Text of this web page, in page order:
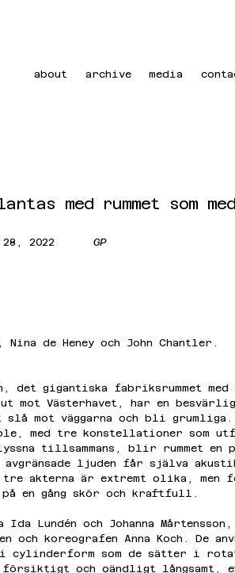
about archive media
med rummet som
28, 2022 GP
Nina de Heney och John Chantler.
det gigantiska fabriksrummet
ut mot Västerhavet, har en
mot väggarna och bli grumliga.
med tre konstellationer som
tillsammans, blir rummet en
avgränsade ljuden får själva
tre akterna är extremt olika, men
en gång skör och kraftfull.
Lundén och Johanna
och koreografen Anna Koch. De
cylinderform som de sätter i
försiktigt och oändligt långsamt,